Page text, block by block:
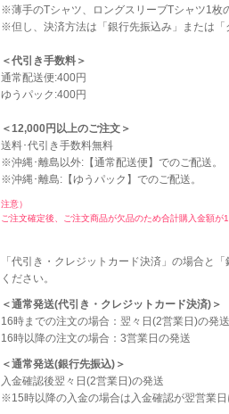
※薄手のTシャツ、ロングスリーブTシャツ1枚
※但し、決済方法は「銀行先振込み」または「
＜代引き手数料＞
通常配送便:400円
ゆうパック:400円
＜12,000円以上のご注文＞
送料･代引き手数料無料
※沖縄･離島以外:【通常配送便】でのご配送。
※沖縄･離島:【ゆうパック】でのご配送。
注意）
ご注文確定後、ご注文商品が欠品のため合計購入金額
「代引き・クレジットカード決済」の場合と
ください。
＜通常発送(代引き・クレジットカード決済)＞
16時までの注文の場合：翌々日(2営業日)の発送
16時以降の注文の場合：3営業日の発送
＜通常発送(銀行先振込)＞
入金確認後翌々日(2営業日)の発送
※15時以降の入金の場合は入金確認が翌営業日